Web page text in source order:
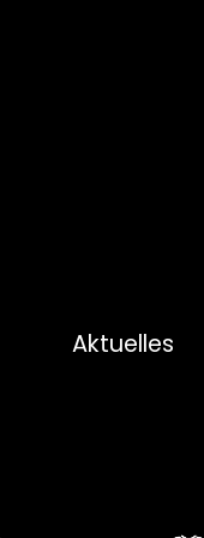
Aktuelles